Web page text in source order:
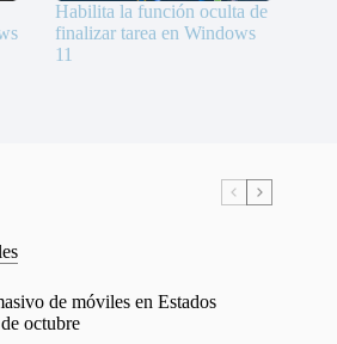
Habilita la función oculta de
finalizar tarea en Windows
11
de móviles en Estados
octubre